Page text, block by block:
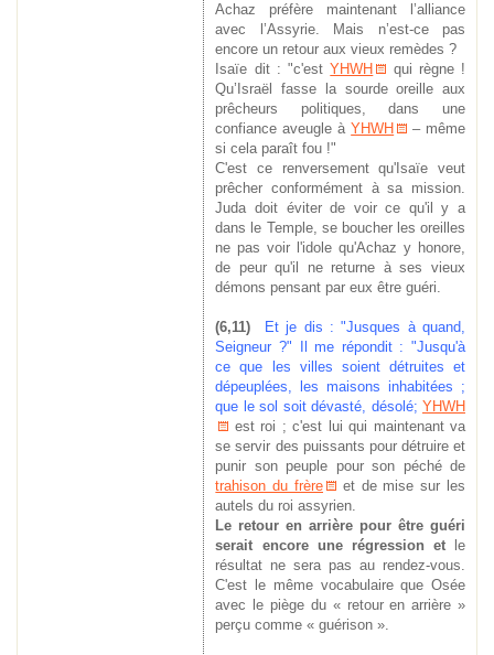
Achaz préfère maintenant l’alliance
avec l’Assyrie. Mais n’est-ce pas
encore un retour aux vieux remèdes ?
Isaïe dit : "c'estYHWH
qui règne !
Qu’Israël fasse la sourde oreille aux
prêcheurs politiques, dans une
confiance aveugle àYHWH
– même
si cela paraît fou !"
C'est ce renversement qu'Isaïe veut
prêcher conformément à sa mission.
Juda doit éviter de voir ce qu'il y a
dans le Temple, se boucher les oreilles
ne pas voir l'idole qu'Achaz y honore,
de peur qu'il ne returne à ses vieux
démons pensant par eux être guéri.
(6,11) Et je dis : "Jusques à quand,
Seigneur ?" Il me répondit : "Jusqu'à
ce que les villes soient détruites et
dépeuplées, les maisons inhabitées ;
que le sol soit dévasté, désolé; YHWH
est roi ; c'est lui qui maintenant va
se servir des puissants pour détruire et
punir son peuple pour son péché de
trahison du frère
et de mise sur les
autels du roi assyrien.
Le retour en arrière pour être guéri
serait encore une régression et
le
résultat ne sera pas au rendez-vous.
C'est le même vocabulaire que Osée
avec le piège du « retour en arrière »
perçu comme « guérison ».